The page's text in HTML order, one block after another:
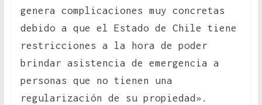
genera complicaciones muy concretas
debido a que el Estado de Chile tiene
restricciones a la hora de poder
brindar asistencia de emergencia a
personas que no tienen una
regularización de su propiedad».